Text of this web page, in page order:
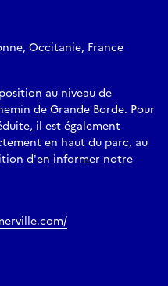
Occitanie, France
au niveau de
de Grande Borde. Pour
il est également
en haut du parc, au
d'en informer notre